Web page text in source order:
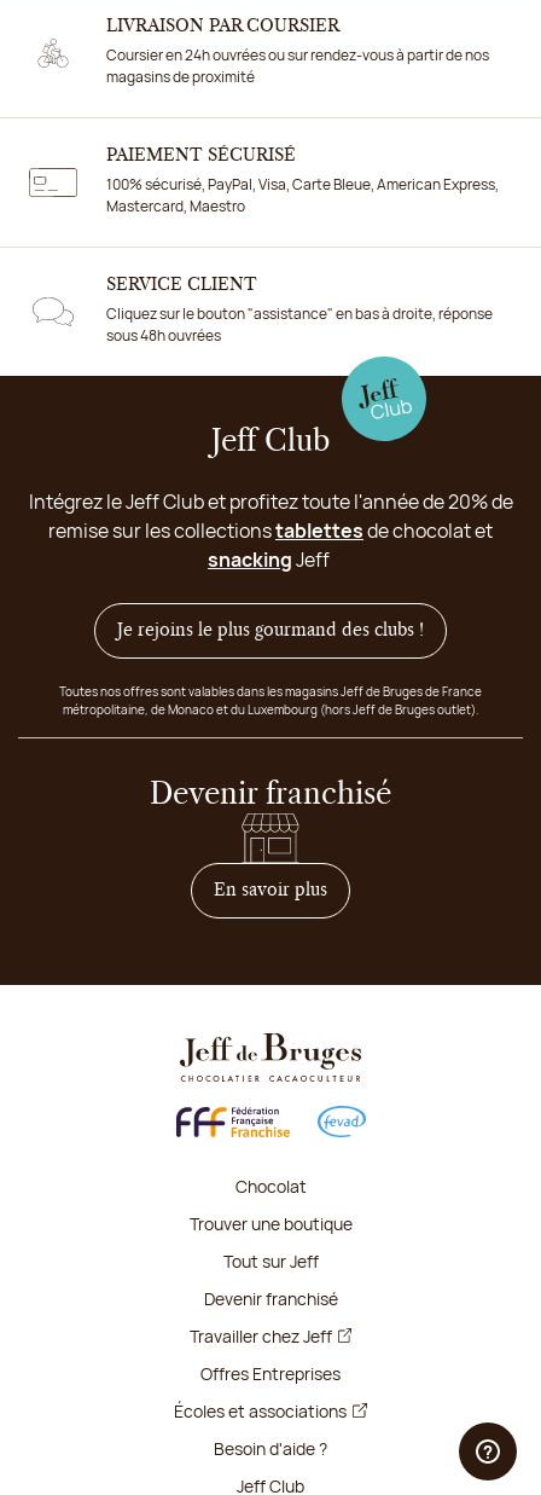
LIVRAISON PAR COURSIER
Coursier en 24h ouvrées ou sur rendez-vous à partir de nos
magasins de proximité
PAIEMENT SÉCURISÉ
100% sécurisé, PayPal, Visa, Carte Bleue, American Express,
Mastercard, Maestro
SERVICE CLIENT
Cliquez sur le bouton "assistance" en bas à droite, réponse
sous 48h ouvrées
Jeff Club
Intégrez le Jeff Club et profitez toute l'année de 20% de
remise sur les collectionstablettesde chocolat et
snackingJeff
Je rejoins le plus gourmand des clubs !
Toutes nos offres sont valables dans les magasins Jeff de Bruges de France
métropolitaine, de Monaco et du Luxembourg (hors Jeff de Bruges outlet).
Devenir franchisé
En savoir plussur comment devenir
Chocolat
Trouver une boutique
Tout sur Jeff
Devenir franchisé
Travailler chez Jeff
Offres Entreprises
Écoles et associations
Besoin d'aide ?
Jeff Club